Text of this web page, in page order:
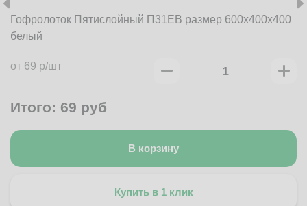
Гофролоток Пятислойный П31EB размер 600x400x400
белый
от 69 р/шт
Итого: 69 руб
В корзину
Купить в 1 клик